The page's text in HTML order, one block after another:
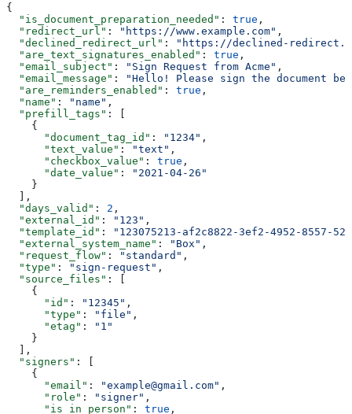
{
  "is_document_preparation_needed"
: true ,
  "redirect_url"
: "https://www.example.com" ,
  "declined_redirect_url"
:
"https://declined-
  "are_text_signatures_enabled"
: true ,
  "email_subject"
: "Sign Request from Acme" ,
  "email_message"
:
"Hello! Please sign the document
  "are_reminders_enabled"
: true ,
  "name"
: "name" ,
  "prefill_tags"
: [
    {
      "document_tag_id"
: "1234" ,
      "text_value"
: "text" ,
      "checkbox_value"
: true ,
      "date_value"
:
"2021-04-26"
    }
  ],
  "days_valid"
: 2 ,
  "external_id"
: "123" ,
  "template_id"
:
"123075213-af2c8822-3ef2-4952-8557-
  "external_system_name"
: "Box" ,
  "request_flow"
: "standard" ,
  "type"
: "sign-request" ,
  "source_files"
: [
    {
      "id"
: "12345" ,
      "type"
: "file" ,
      "etag"
:
"1"
    }
  ],
  "signers"
: [
    {
      "email"
: "example@gmail.com" ,
      "role"
: "signer" ,
      "is_in_person"
: true ,